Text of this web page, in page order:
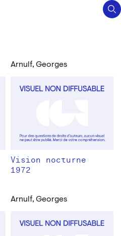
Arnulf, Georges
Vision nocturne
1972
Arnulf, Georges